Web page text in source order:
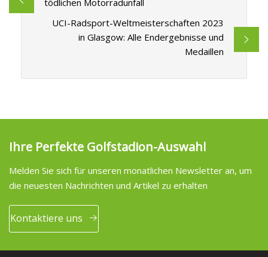
tödlichen Motorradunfall
UCI-Radsport-Weltmeisterschaften 2023
in Glasgow: Alle Endergebnisse und
Medaillen
Ihre Perfekte Golfstadion-Auswahl
Melden Sie sich für unseren monatlichen Newsletter an, um
die neuesten Nachrichten und Artikel zu erhalten
Kontaktiere uns